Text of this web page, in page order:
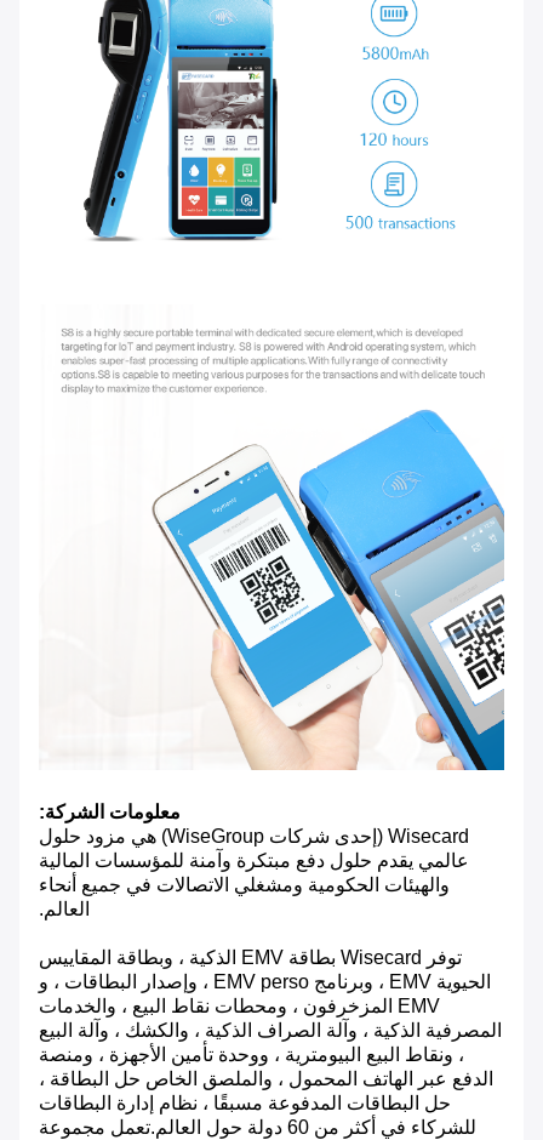
معلومات الشركة:
Wisecard (إحدى شركات WiseGroup) هي مزود حلول
عالمي يقدم حلول دفع مبتكرة وآمنة للمؤسسات المالية
والهيئات الحكومية ومشغلي الاتصالات في جميع أنحاء
العالم.
توفر Wisecard بطاقة EMV الذكية ، وبطاقة المقاييس
الحيوية EMV ، وبرنامج EMV perso ، وإصدار البطاقات ، و
EMV المزخرفون ، ومحطات نقاط البيع ، والخدمات
المصرفية الذكية ، وآلة الصراف الذكية ، والكشك ، وآلة البيع
، ونقاط البيع البيومترية ، ووحدة تأمين الأجهزة ، ومنصة
الدفع عبر الهاتف المحمول ، والملصق الخاص حل البطاقة ،
حل البطاقات المدفوعة مسبقًا ، نظام إدارة البطاقات
للشركاء في أكثر من 60 دولة حول العالم.تعمل مجموعة